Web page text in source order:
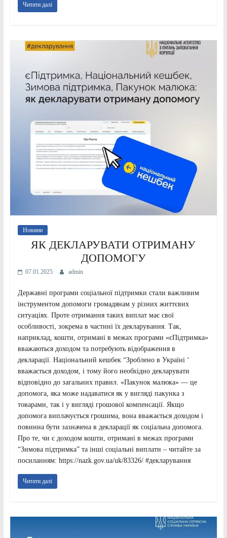
Читати далі
Новини
ЯК ДЕКЛАРУВАТИ ОТРИМАНУ
ДОПОМОГУ
07.01.2025 admin
Державні програми соціальної підтримки стали важливим
інструментом допомоги громадянам у різних життєвих
ситуаціях. Проте отримання таких виплат має свої
особливості, зокрема в частині їх декларування. Так,
наприклад, кошти, отримані в межах програми «єПідтримка»
вважаються доходом та потребують відображення в
декларації. Національний кешбек “Зроблено в Україні ‘
вважається доходом, і тому його необхідно декларувати
відповідно до загальних правил. «Пакунок малюка» — це
допомога, яка може надаватися як у вигляді пакунка з
товарами, так і у вигляді грошової компенсації. Якщо
допомога виплачується грошима, вона вважається доходом і
повинна бути зазначена в декларації як соціальна допомога.
Про те, чи є доходом кошти, отримані в межах програми
“Зимова підтримка” та інші соціальні виплати – читайте за
посиланням: https://nazk.gov.ua/uk/83326/ #декларування
Читати далі